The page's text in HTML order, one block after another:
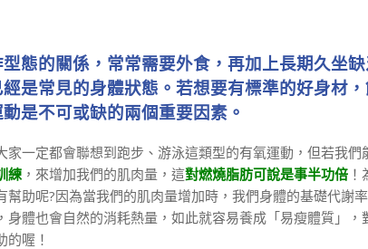
態的關係，常常需要外食，再加上長期久坐
是常見的身體狀態。若想要有標準的好身材
是不可或缺的兩個重要因素。
家一定都會聯想到跑步、游泳這類型的有氧運動，但若我們
練 ，來增加我們的肌肉量，這對燃燒脂肪可說是事半功倍
幫助呢?因為當我們的肌肉量增加時，我們身體的基礎代謝
身體也會自然的消耗熱量，如此就容易養成「易瘦體質」，
的喔！